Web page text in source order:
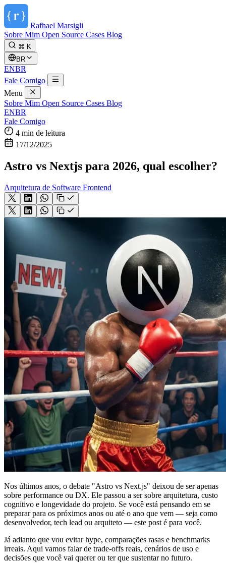
Rafhael Marsigli
Sobre Mim Open Source Cases Blog
⌘ K
BR
ENBR
Fale Comigo
Menu
Sobre Mim Open Source Cases Blog
ENBR
Fale Comigo
4 min de leitura
17/12/2025
Astro vs Nextjs para 2026, qual escolher?
Arquitetura de Software Frontend
Nos últimos anos, o debate "Astro vs Next.js" deixou de ser apenas
sobre performance ou DX. Ele passou a ser sobre arquitetura, custo
cognitivo e longevidade do projeto. Se você está pensando em se
preparar para os próximos anos ou até o ano que vem — seja como
desenvolvedor, tech lead ou arquiteto — este post é para você.
Já adianto que vou evitar hype, comparações rasas e benchmarks
irreais. Aqui vamos falar de trade-offs reais, cenários de uso e
decisões que você vai querer ou ter que sustentar no futuro.